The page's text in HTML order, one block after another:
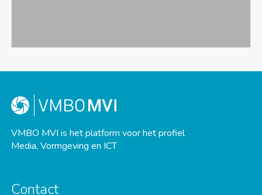
VMBO MVI is het platform voor het profiel
Media, Vormgeving en ICT
Contact